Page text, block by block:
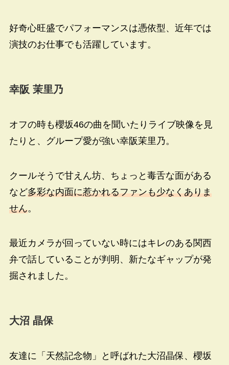
好奇心旺盛でパフォーマンスは憑依型、近年では
演技のお仕事でも活躍しています。
幸阪 茉里乃
オフの時も櫻坂46の曲を聞いたりライブ映像を見
たりと、グループ愛が強い幸阪茉里乃。
クールそうで甘えん坊、ちょっと毒舌な面がある
など多彩な内面に惹かれるファンも少なくありま
せん。
最近カメラが回っていない時にはキレのある関西
弁で話していることが判明、新たなギャップが発
掘されました。
大沼 晶保
友達に「天然記念物」と呼ばれた大沼晶保、櫻坂